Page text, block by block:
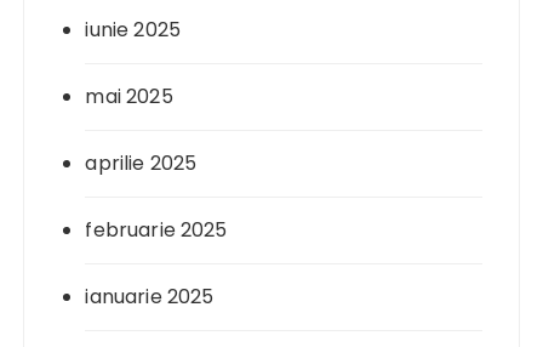
iunie 2025
mai 2025
aprilie 2025
februarie 2025
ianuarie 2025